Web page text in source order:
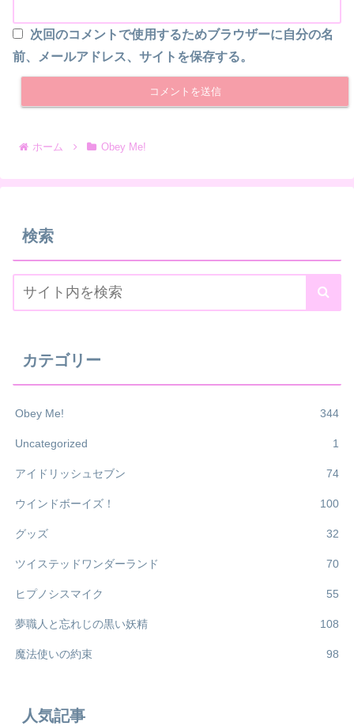
次回のコメントで使用するためブラウザーに自分の名
前、メールアドレス、サイトを保存する。
ホーム Obey Me!
検索
カテゴリー
Obey Me! 344
Uncategorized 1
アイドリッシュセブン 74
ウインドボーイズ！ 100
グッズ 32
ツイステッドワンダーランド 70
ヒプノシスマイク 55
夢職人と忘れじの黒い妖精 108
魔法使いの約束 98
人気記事